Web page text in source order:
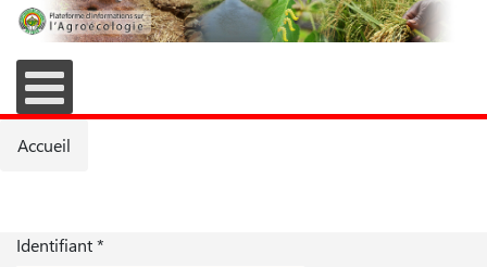
Accueil
Identifiant*